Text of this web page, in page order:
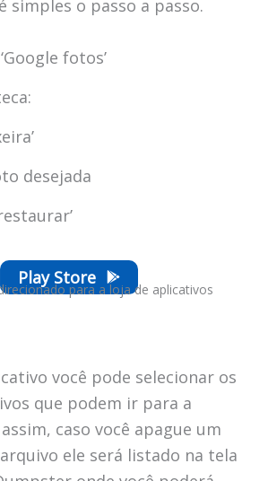
simples o passo a passo.
fotos’
desejada
Play Store
para a loja de aplicativos
você pode selecionar os
que podem ir para a
caso você apague um
ele será listado na tela